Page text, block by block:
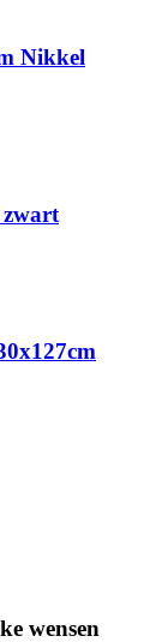
Nikkel
wensen